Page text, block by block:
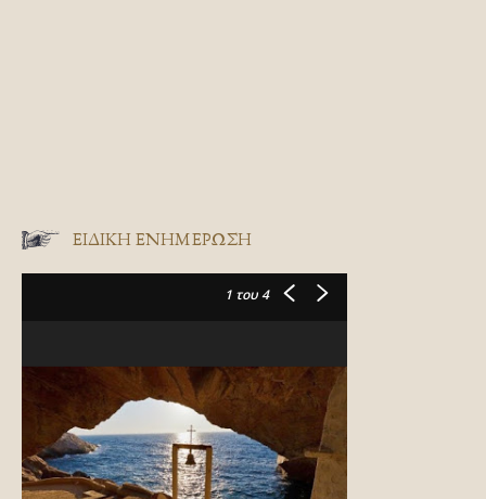
ΕΙΔΙΚΉ ΕΝΗΜΈΡΩΣΗ
1 του 4